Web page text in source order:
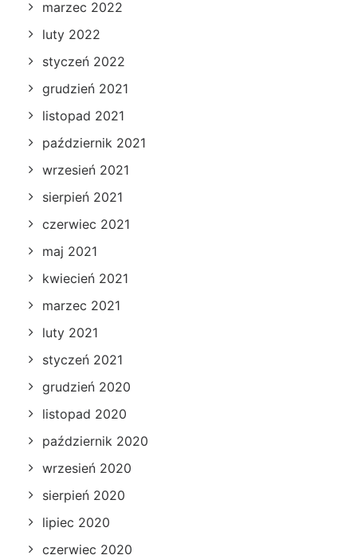
marzec 2022
luty 2022
styczeń 2022
grudzień 2021
listopad 2021
październik 2021
wrzesień 2021
sierpień 2021
czerwiec 2021
maj 2021
kwiecień 2021
marzec 2021
luty 2021
styczeń 2021
grudzień 2020
listopad 2020
październik 2020
wrzesień 2020
sierpień 2020
lipiec 2020
czerwiec 2020